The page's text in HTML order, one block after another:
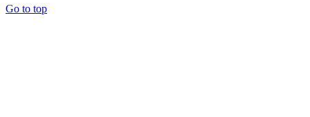
Go to top